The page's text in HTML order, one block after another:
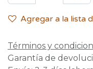
Agregar a la lista
Términos y
Garantía de